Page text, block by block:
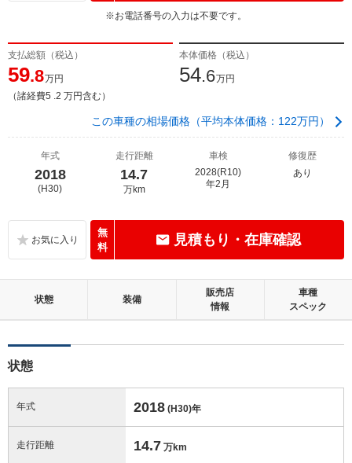
※お電話番号の入力は不要です。
支払総額（税込）
59.8万円
（諸経費5 .2 万円含む）
本体価格（税込）
54.6万円
この車種の相場価格（平均本体価格：122万円）
年式
2018
(H30)
走行距離
14.7
万km
車検
2028(R10)
年2月
修復歴
あり
無
料
見積もり・在庫確認
状態 装備
販売店
情報
車種
スペック
状態
年式 2018 (H30)年
走行距離 14.7 万km